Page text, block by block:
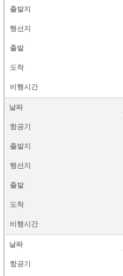
출발지
행선지
출발
도착
비행시간
날짜
항공기
출발지
행선지
출발
도착
비행시간
날짜
항공기